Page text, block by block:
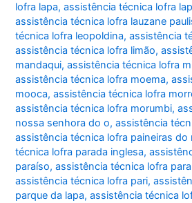
lofra lapa,assistência técnica lofra
assistência técnica lofra lauzane
técnica lofra leopoldina,assistência
assistência técnica lofra limão,
mandaqui,assistência técnica lofra
assistência técnica lofra moema,
mooca,assistência técnica lofra
assistência técnica lofra morumbi,
nossa senhora do o,assistência
assistência técnica lofra paineiras do
técnica lofra parada inglesa,
paraíso,assistência técnica lofra
assistência técnica lofra pari,
parque da lapa,assistência técnica